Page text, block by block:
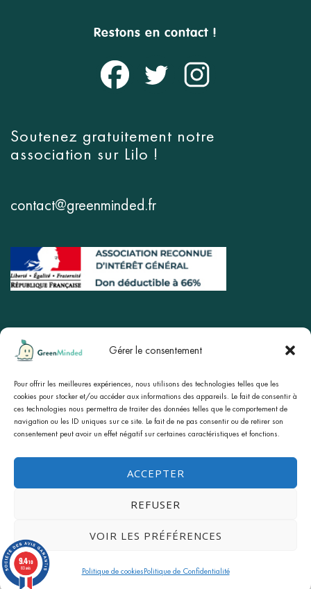
Gérer le consentement
Pour offrir les meilleures expériences, nous utilisons des technologies telles que les
cookies pour stocker et/ou accéder aux informations des appareils. Le fait de consentir à
ces technologies nous permettra de traiter des données telles que le comportement de
navigation ou les ID uniques sur ce site. Le fait de ne pas consentir ou de retirer son
consentement peut avoir un effet négatif sur certaines caractéristiques et fonctions.
ACCEPTER
REFUSER
VOIR LES PRÉFÉRENCES
Politique de cookiesPolitique de Confidentialité
Restons en contact !
Soutenez gratuitement notre
association sur Lilo !
contact@greenminded.fr
À propos
Mentions légales
CGV
Politique de confidentialité
Politique de cookies (UE)
Mon compte
Copyright © 2026GreenMinded
Réservés.
9.4/10
83 avis